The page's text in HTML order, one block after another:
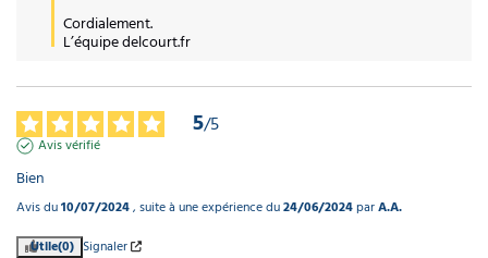
Cordialement.
L’équipe delcourt.fr
5/5
Avis vérifié
Bien
Avis du10/07/2024, suite à une expérience du24/06/2024parA.A.
Utile(0) Signaler